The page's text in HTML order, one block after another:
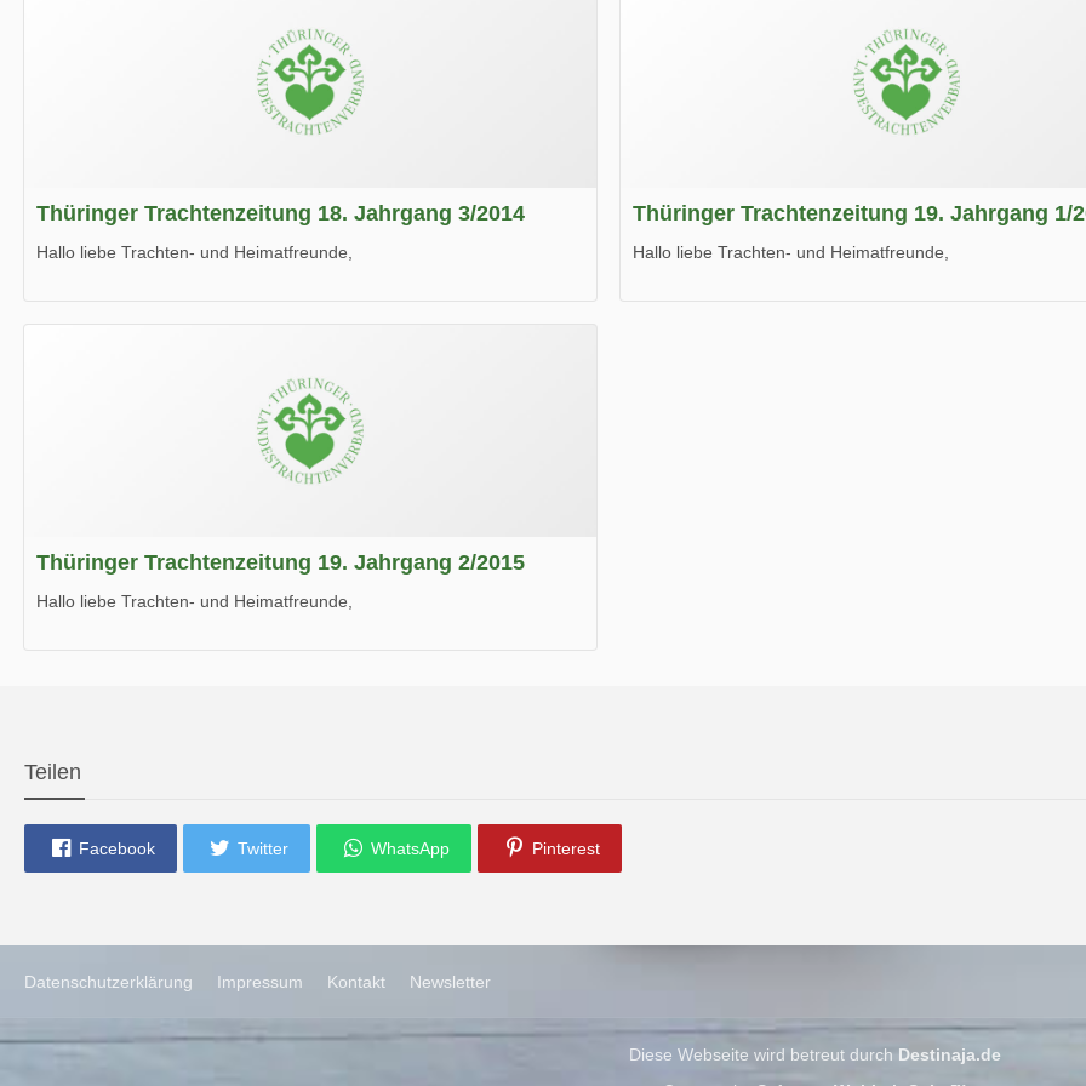
Thüringer Trachtenzeitung 18. Jahrgang 3/2014
Hallo liebe Trachten- und Heimatfreunde,
Wir wünschen Euch viel Spaß beim Lesen.
Thüringer Trachtenzeitung 19. Jahrgang 1/
Hallo liebe Trachten- und Heimatfreunde,
Thüringer Trachtenzeitung 19. Jahrgang 2/2015
Hallo liebe Trachten- und Heimatfreunde,
Teilen
Facebook Twitter WhatsApp Pinterest
Datenschutzerklärung Impressum Kontakt Newsletter
Diese Webseite wird betreut durch Destinaja.de